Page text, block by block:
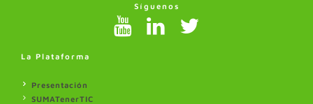
Síguenos
La Plataforma
Presentación
SUMATenerTIC